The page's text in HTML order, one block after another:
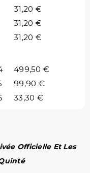
31,20 €
31,20 €
31,20 €
499,50 €
99,90 €
33,30 €
Officielle Et Les